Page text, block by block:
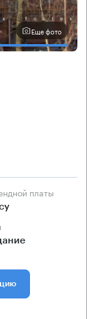
Еще фото
платы